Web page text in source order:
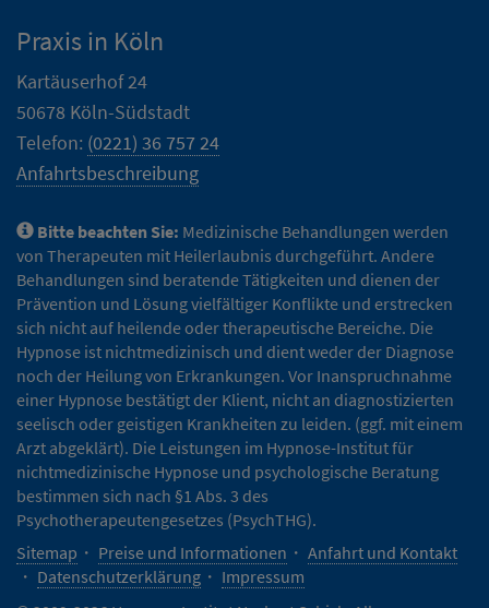
Praxis in Köln
Kartäuserhof 24
50678 Köln-Südstadt
Telefon: (0221) 36 757 24
Anfahrtsbeschreibung
Bitte beachten Sie: Medizinische Behandlungen werden
von Therapeuten mit Heilerlaubnis durchgeführt. Andere
Behandlungen sind beratende Tätigkeiten und dienen der
Prävention und Lösung vielfältiger Konflikte und erstrecken
sich nicht auf heilende oder therapeutische Bereiche. Die
Hypnose ist nichtmedizinisch und dient weder der Diagnose
noch der Heilung von Erkrankungen. Vor Inanspruchnahme
einer Hypnose bestätigt der Klient, nicht an diagnostizierten
seelisch oder geistigen Krankheiten zu leiden. (ggf. mit einem
Arzt abgeklärt). Die Leistungen im Hypnose-Institut für
nichtmedizinische Hypnose und psychologische Beratung
bestimmen sich nach §1 Abs. 3 des
Psychotherapeutengesetzes (PsychTHG).
Sitemap
Preise und Informationen
Anfahrt und Kontakt
Datenschutzerklärung
Impressum